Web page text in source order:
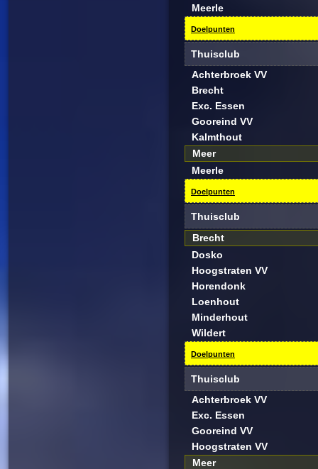
Meerle
Doelpunten
Thuisclub
Achterbroek VV
Brecht
Exc. Essen
Gooreind VV
Kalmthout
Meer
Meerle
Doelpunten
Thuisclub
Brecht
Dosko
Hoogstraten VV
Horendonk
Loenhout
Minderhout
Wildert
Doelpunten
Thuisclub
Achterbroek VV
Exc. Essen
Gooreind VV
Hoogstraten VV
Meer